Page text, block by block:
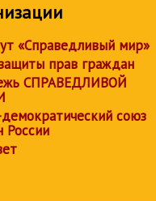
«Справедливый мир»
прав граждан
СПРАВЕДЛИВОЙ
союз
России